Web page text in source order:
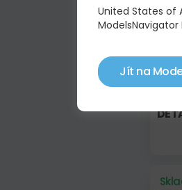
United States of
ModelsNavigator
Jít na